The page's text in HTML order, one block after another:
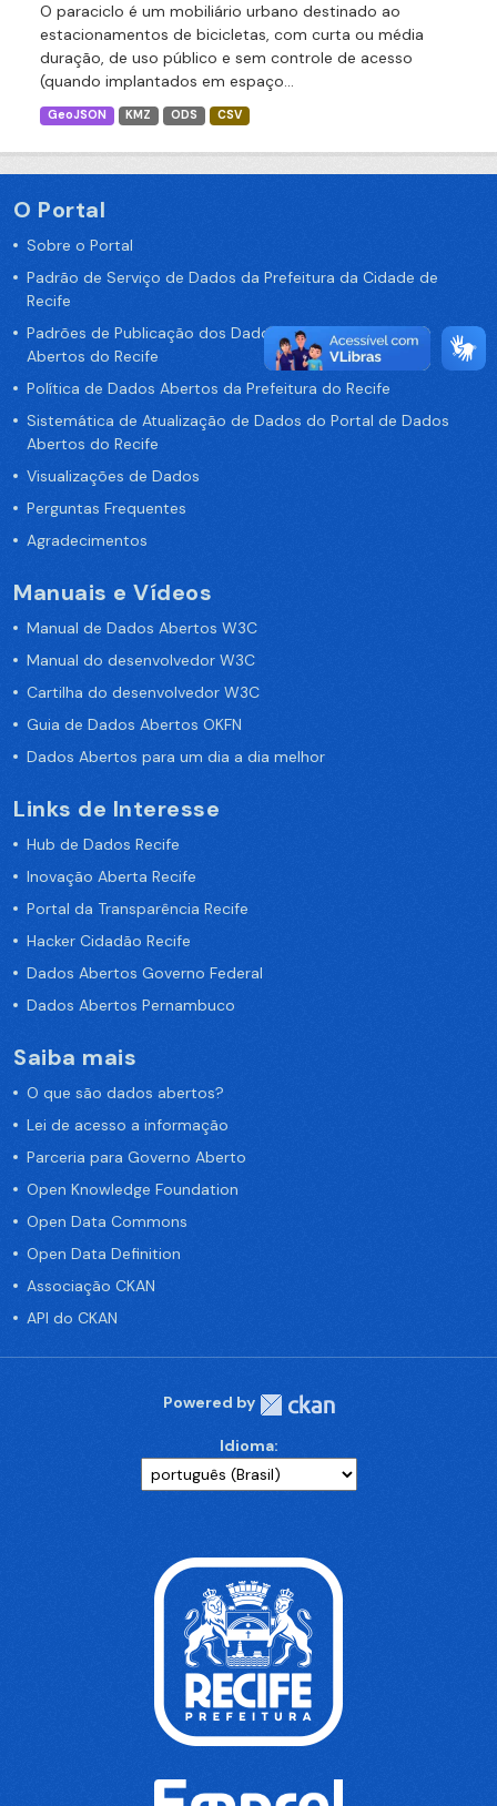
O paraciclo é um mobiliário urbano destinado ao
estacionamentos de bicicletas, com curta ou média
duração, de uso público e sem controle de acesso
(quando implantados em espaço...
GeoJSON KMZ ODS CSV
O Portal
Sobre o Portal
Padrão de Serviço de Dados da Prefeitura da Cidade de
Recife
Padrões de Publicação dos Dados no Portal de Dados
Abertos do Recife
Política de Dados Abertos da Prefeitura do Recife
Sistemática de Atualização de Dados do Portal de Dados
Abertos do Recife
Visualizações de Dados
Perguntas Frequentes
Agradecimentos
Manuais e Vídeos
Manual de Dados Abertos W3C
Manual do desenvolvedor W3C
Cartilha do desenvolvedor W3C
Guia de Dados Abertos OKFN
Dados Abertos para um dia a dia melhor
Links de Interesse
Hub de Dados Recife
Inovação Aberta Recife
Portal da Transparência Recife
Hacker Cidadão Recife
Dados Abertos Governo Federal
Dados Abertos Pernambuco
Saiba mais
O que são dados abertos?
Lei de acesso a informação
Parceria para Governo Aberto
Open Knowledge Foundation
Open Data Commons
Open Data Definition
Associação CKAN
API do CKAN
Powered by
Idioma